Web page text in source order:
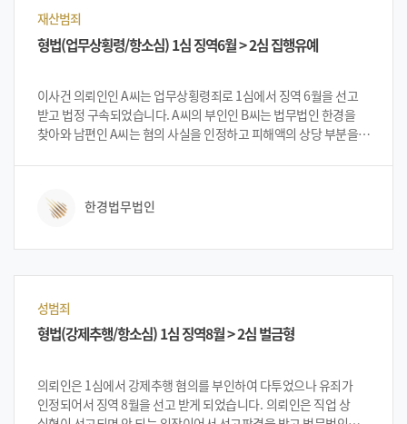
재산범죄
형법(업무상횡령/항소심) 1심 징역6월 > 2심 집행유예
이사건 의뢰인인 A씨는 업무상횡령죄로 1심에서 징역 6월을 선고
받고 법정 구속되었습니다. A씨의 부인인 B씨는 법무법인 한경을
찾아와 남편인 A씨는 혐의 사실을 인정하고 피해액의 상당 부분을
상담 하였습니다. 법무법인 한경 변호인단은 항소심 진행하면서
진행하자고 설명 드렸고 설명을 들은 의뢰인은 법무법인 한경에
한경법무법인
성범죄
형법(강제추행/항소심) 1심 징역8월 > 2심 벌금형
의뢰인은 1심에서 강제추행 혐의를 부인하여 다투었으나 유죄가
인정되어서 징역 8월을 선고 받게 되었습니다. 의뢰인은 직업 상